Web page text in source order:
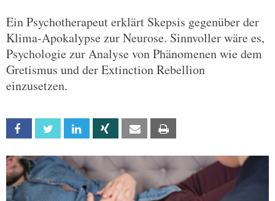
Ein Psychotherapeut erklärt Skepsis gegenüber der
Klima-Apokalypse zur Neurose. Sinnvoller wäre es,
Psychologie zur Analyse von Phänomenen wie dem
Gretismus und der Extinction Rebellion
einzusetzen.
Facebook Twitter Linkedin Xing Email